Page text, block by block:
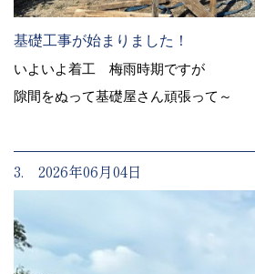
基礎工事が始まりました！
いよいよ着工 梅雨時期ですが
隙間をぬって基礎屋さん頑張って～
3. 2026年06月04日